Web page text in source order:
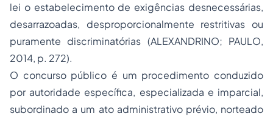
lei o estabelecimento de exigências desnecessárias,
desarrazoadas, desproporcionalmente restritivas ou
puramente discriminatórias (ALEXANDRINO; PAULO,
2014, p. 272).
O concurso público é um procedimento conduzido
por autoridade específica, especializada e imparcial,
subordinado a um ato administrativo prévio, norteado